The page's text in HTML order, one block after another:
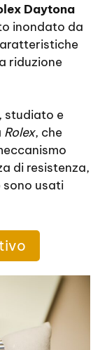
Daytona
inondato da
riduzione
studiato e
Rolex, che
di resistenza,
sono usati